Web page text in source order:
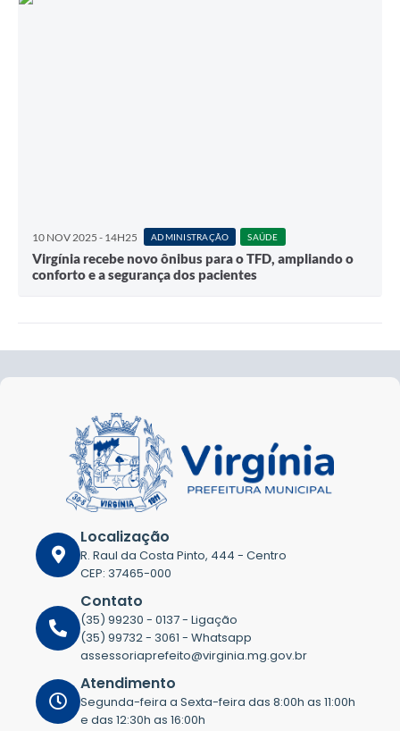
10 NOV 2025 - 14H25 ADMINISTRAÇÃO SAÚDE
Virgínia recebe novo ônibus para o TFD, ampliando o
conforto e a segurança dos pacientes
Localização
R. Raul da Costa Pinto, 444 - Centro
CEP: 37465-000
Contato
(35) 99230 - 0137 - Ligação
(35) 99732 - 3061 - Whatsapp
assessoriaprefeito@virginia.mg.gov.br
Atendimento
Segunda-feira a Sexta-feira das 8:00h as 11:00h
e das 12:30h as 16:00h